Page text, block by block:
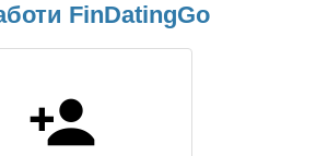
FinDatingGo